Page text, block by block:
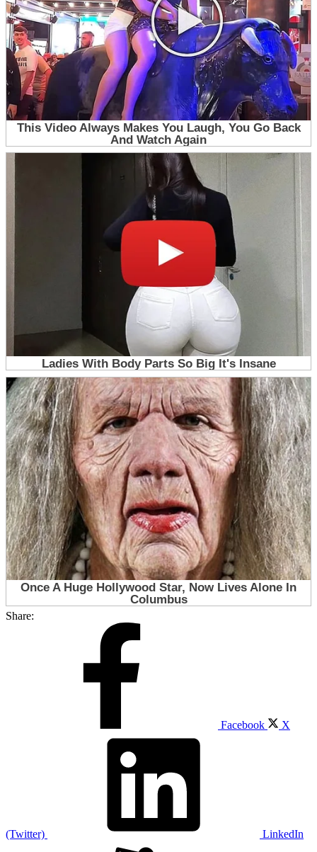
Share:
Facebook X
(Twitter) LinkedIn